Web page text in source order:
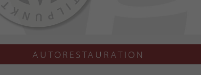
AUTORESTAURATION